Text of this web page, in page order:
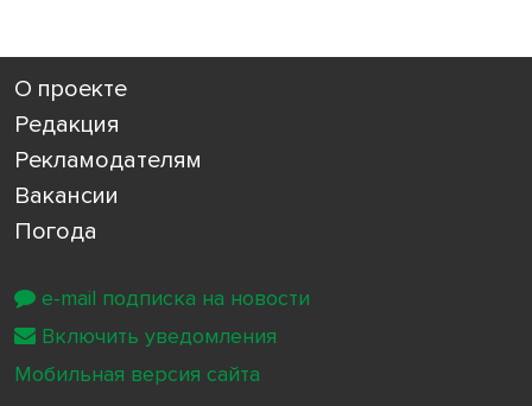
О проекте
Редакция
Рекламодателям
Вакансии
Погода
e-mail подписка на новости
Включить уведомления
Мобильная версия сайта